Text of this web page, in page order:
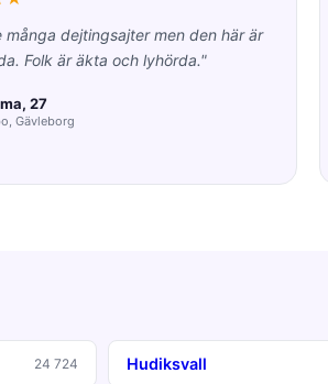
många dejtingsajter men den här är
Folk är äkta och lyhörda."
27
Gävleborg
24 724 Hudiksvall